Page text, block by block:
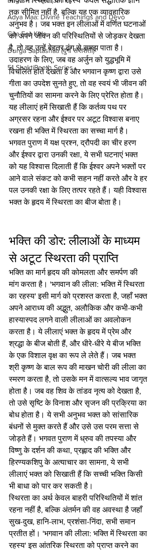
Adya Maa: Divine Teachings and Devo
Gita For Kids
Durga Saptashati (दुर्गा सप्तशती)
51 ShaktiPeeth Series
तक सीमित नहीं है, बल्कि यह एक व्यावहारिक
अनुभव है। जब भक्त इन लीलाओं में वर्णित घटनाओं
को अपने जीवन की परिस्थितियों से जोड़कर देखता
है, तो वह उन्हें बेहतर ढंग से समझ पाता है।
उदाहरण के लिए, जब वह अर्जुन को युद्धभूमि में
विचलित होते देखता है और भगवान कृष्ण द्वारा उसे
गीता का उपदेश सुनते हुए, तो वह स्वयं भी जीवन की
चुनौतियों का सामना करने के लिए प्रेरित होता है।
यह लीलाएं हमें सिखाती हैं कि कर्तव्य पथ पर
अग्रसर रहना और ईश्वर पर अटूट विश्वास बनाए
रखना ही भक्ति में स्थिरता का सच्चा मार्ग है।
भगवत पुराण में यक्ष प्रश्न, द्रौपदी का चीर हरण
और ईश्वर द्वारा उनकी रक्षा, ये सभी घटनाएं भक्त
को यह विश्वास दिलाती हैं कि ईश्वर अपने भक्तों पर
आने वाले संकट को कभी सहन नहीं करते और वे हर
पल उनकी रक्षा के लिए तत्पर रहते हैं। यही विश्वास
भक्त के हृदय में स्थिरता का बीज बोता है।
भक्ति की डोर: लीलाओं के माध्यम
से अटूट स्थिरता की प्राप्ति
भक्ति का मार्ग हृदय की कोमलता और समर्पण की
मांग करता है। 'भगवान की लीला: भक्ति में स्थिरता
का रहस्य' इसी मार्ग को प्रशस्त करता है, जहाँ भक्त
अपने आराध्य की अद्भुत, अलौकिक और कभी-कभी
हास्यास्पद लगने वाली लीलाओं का अवलोकन
करता है। ये लीलाएं भक्त के हृदय में प्रेम और
श्रद्धा के बीज बोती हैं, और धीरे-धीरे ये बीज भक्ति
के एक विशाल वृक्ष का रूप ले लेते हैं। जब भक्त
श्री कृष्ण के बाल रूप की माखन चोरी की लीला का
स्मरण करता है, तो उसके मन में वात्सल्य भाव जागृत
होता है। जब वह शिव के तांडव नृत्य को देखता है,
तो उसे सृष्टि के विनाश और सृजन की प्रक्रिया का
बोध होता है। ये सभी अनुभव भक्त को सांसारिक
बंधनों से मुक्त करते हैं और उसे उस परम सत्ता से
जोड़ते हैं। भगवत पुराण में ध्रुव की तपस्या और
विष्णु के दर्शन की कथा, प्रह्लाद की भक्ति और
हिरण्यकशिपु के अत्याचार का सामना, ये सभी
लीलाएं भक्त को सिखाती हैं कि सच्ची भक्ति किसी
भी बाधा को पार कर सकती है।
स्थिरता का अर्थ केवल बाहरी परिस्थितियों में शांत
रहना नहीं है, बल्कि अंतर्मन की वह अवस्था है जहाँ
सुख-दुख, हानि-लाभ, प्रशंसा-निंदा, सभी समान
प्रतीत हों। 'भगवान की लीला: भक्ति में स्थिरता का
रहस्य' इस आंतरिक स्थिरता को प्राप्त करने का